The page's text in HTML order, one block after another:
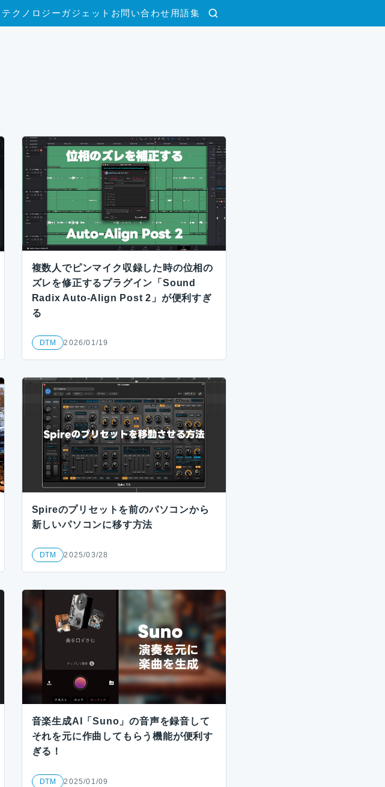
検索
テクノロジー ガジェット お問い合わせ 用語集
複数人でピンマイク収録した時の位相の
ズレを修正するプラグイン「Sound
Radix Auto-Align Post 2」が便利すぎ
る
DTM 2026/01/19
Spireのプリセットを前のパソコンから
新しいパソコンに移す方法
DTM 2025/03/28
音楽生成AI「Suno」の音声を録音して
それを元に作曲してもらう機能が便利す
ぎる！
DTM 2025/01/09